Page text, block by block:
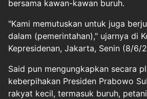
bersama kawan-kawan buruh.
"Kami memutuskan untuk juga
dalam (pemerintahan)," ujarnya di
Kepresidenan, Jakarta, Senin (8/6/
Said pun mengungkapkan secara
keberpihakan Presiden Prabowo
rakyat kecil, termasuk buruh,